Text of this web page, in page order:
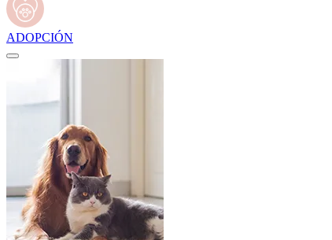
ADOPCIÓN